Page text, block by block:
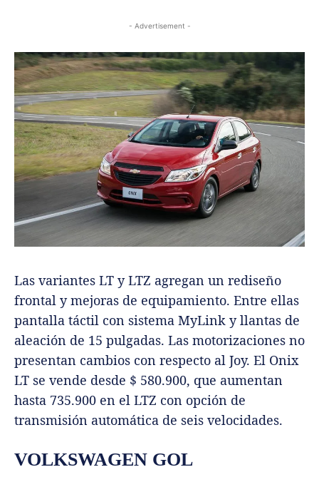
- Advertisement -
Las variantes LT y LTZ agregan un rediseño
frontal y mejoras de equipamiento. Entre ellas
pantalla táctil con sistema MyLink y llantas de
aleación de 15 pulgadas. Las motorizaciones no
presentan cambios con respecto al Joy. El Onix
LT se vende desde $ 580.900, que aumentan
hasta 735.900 en el LTZ con opción de
transmisión automática de seis velocidades.
VOLKSWAGEN GOL